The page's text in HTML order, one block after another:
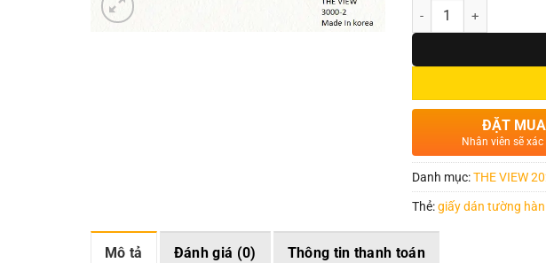
Số lượng
ĐẶT
Nhân viên sẽ
Danh mục:THE VIEW
Thẻ:giấy dán tường
Mô tả Đánh giá (0) Thông tin thanh toán